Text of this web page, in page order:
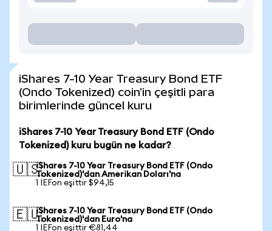
iShares 7-10 Year Treasury Bond ETF
(Ondo Tokenized) coin'in çeşitli para
birimlerinde güncel kuru
iShares 7-10 Year Treasury Bond ETF (Ondo
Tokenized) kuru bugün ne kadar?
🇺🇸iShares 7-10 Year Treasury Bond ETF (Ondo
Tokenized)'dan Amerikan Doları'na
1 IEFon eşittir $94,15
🇪🇺iShares 7-10 Year Treasury Bond ETF (Ondo
Tokenized)'dan Euro'na
1 IEFon eşittir €81,44